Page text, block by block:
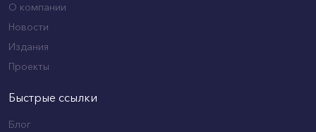
О компании
Новости
Издания
Проекты
Быстрые ссылки
Блог